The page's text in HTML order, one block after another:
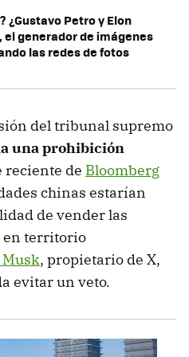
¿Gustavo Petro y Elon
el generador de imágenes
las redes de fotos
del tribunal supremo
una prohibición
de Bloomberg
chinas estarían
de vender las
en territorio
, propietario de X,
evitar un veto.